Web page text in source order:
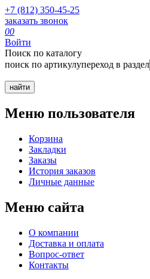
+7 (812) 350-45-25
заказать звонок
00
Войти
Поиск по каталогу
поиск по артикулупереход в раздел
Меню пользователя
Корзина
Закладки
Заказы
История заказов
Личные данные
Меню сайта
О компании
Доставка и оплата
Вопрос-ответ
Контакты